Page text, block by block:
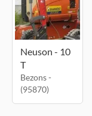
Neuson - 10
T
Bezons -
(95870)